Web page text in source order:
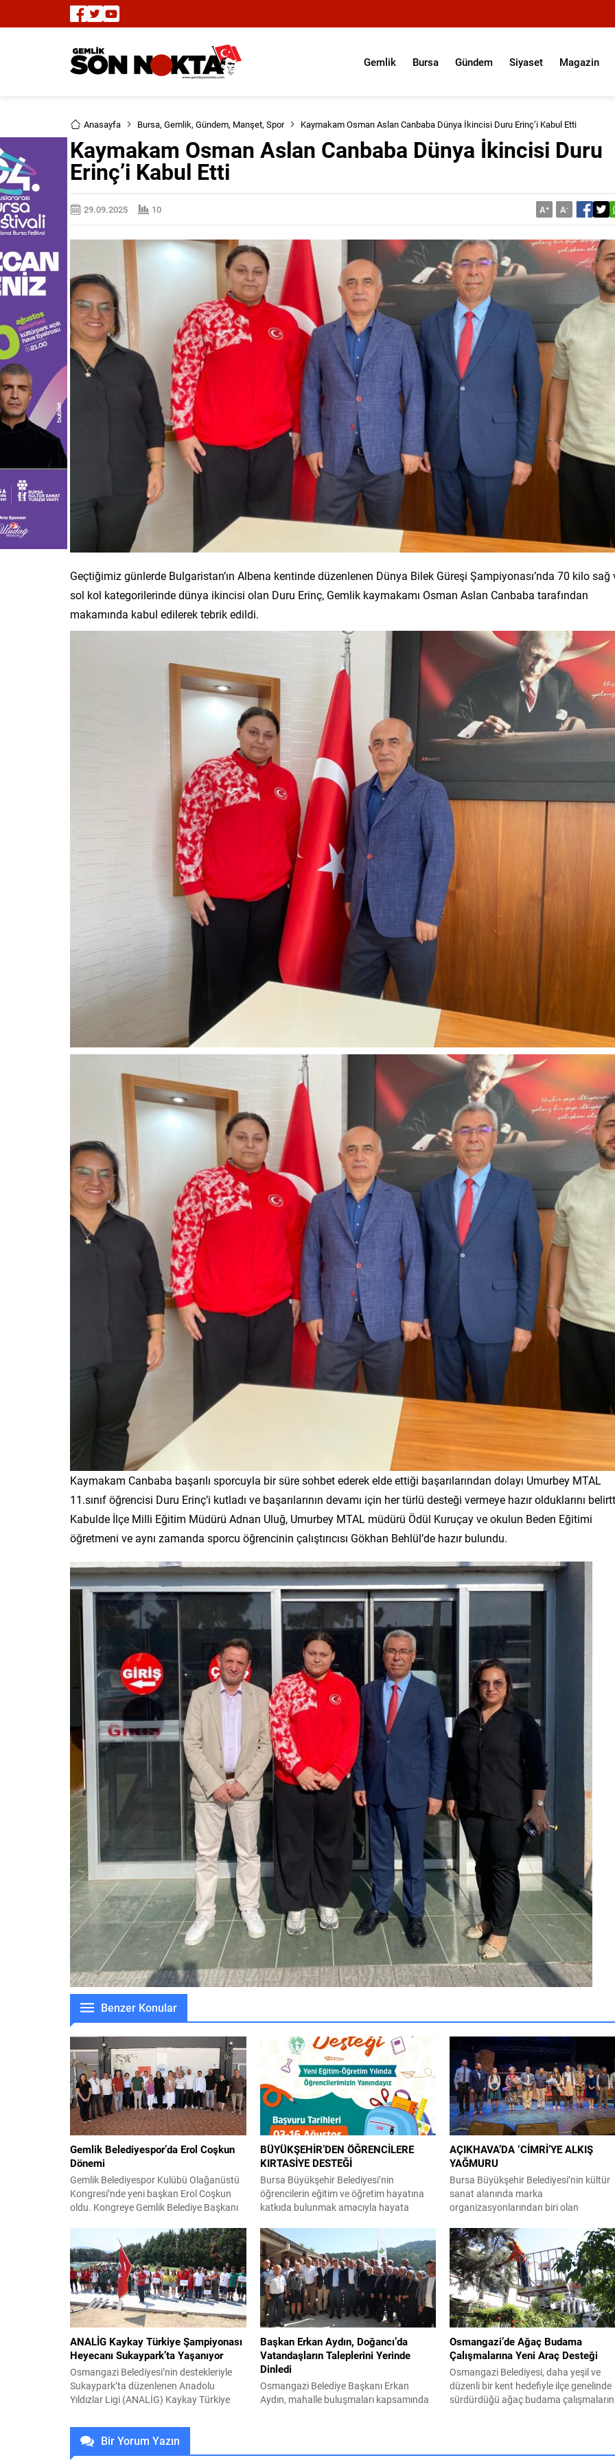
Gemlik Bursa Gündem Siyaset Magazin
Anasayfa Bursa, Gemlik, Gündem, Manşet, Spor Kaymakam Osman Aslan Canbaba Dünya İkincisi Duru Erinç’i Kabul Etti
Kaymakam Osman Aslan Canbaba Dünya İkincisi Duru
Erinç’i Kabul Etti
29.09.2025 10 A+ A-
Geçtiğimiz günlerde Bulgaristan’ın Albena kentinde düzenlenen Dünya Bilek Güreşi Şampiyonası’nda 70 kilo sağ
sol kol kategorilerinde dünya ikincisi olan Duru Erinç, Gemlik kaymakamı Osman Aslan Canbaba tarafından
makamında kabul edilerek tebrik edildi.
Kaymakam Canbaba başarılı sporcuyla bir süre sohbet ederek elde ettiği başarılarından dolayı Umurbey MTAL
11.sınıf öğrencisi Duru Erinç’i kutladı ve başarılarının devamı için her türlü desteği vermeye hazır olduklarını
Kabulde İlçe Milli Eğitim Müdürü Adnan Uluğ, Umurbey MTAL müdürü Ödül Kuruçay ve okulun Beden Eğitimi
öğretmeni ve aynı zamanda sporcu öğrencinin çalıştırıcısı Gökhan Behlül’de hazır bulundu.
Benzer Konular
Gemlik Belediyespor’da Erol Coşkun
Dönemi
Gemlik Belediyespor Kulübü Olağanüstü
Kongresi’nde yeni başkan Erol Coşkun
oldu. Kongreye Gemlik Belediye Başkanı
Yardımcısı Durmuş Uslu, Gemlik
Belediyespor Kulübü üyeleri ve
antrenörlerin yanı sıra Yeni Parti Gemlik
İlçe Başkanı Servet Pehlivan ile partililer
katıldı. Cemil Meriç Kültür Merkezi’ndeki
kongrede divan kurulu oy birliğiyle Asiye
Erman,...
BÜYÜKŞEHİR’DEN ÖĞRENCİLERE
KIRTASİYE DESTEĞİ
Bursa Büyükşehir Belediyesi’nin
öğrencilerin eğitim ve öğretim hayatına
katkıda bulunmak amacıyla hayata
başladı. Büyükşehir Belediyesi, Bursa
Yuvam Çocuk Etkinlik Merkezleri’nden
YKS Hazırlık Kursları ve üniversite tercih
desteğine kadar eğitimin her
kademesinde öğrencilere ve ailelerine
destek olmayı sürdürüyor. Bu kapsamda
ilkokul, ortaokul ve lise öğrencilerine
verilecek ‘Kırtasiye...
AÇIKHAVA’DA ‘CİMRİ’YE ALKIŞ
YAĞMURU
Bursa Büyükşehir Belediyesi’nin kültür
sanat alanında marka
organizasyonlarından biri olan
sahnelenen ödüllü oyun ‘Cimri’,
tiyatroseverlerden tam not aldı.
Büyükşehir Belediyesi adına Bursa
Sanat ve Turizm Vakfı (BKSTV)
tarafından bu yıl 64’üncüsü
Uluslararası Bursa Festivali, Bursalıları
seçkin kültür ve sanat etkinlikleriyle
buluşturmaya devam ediyor. Bu...
ANALİG Kaykay Türkiye Şampiyonası
Heyecanı Sukaypark’ta Yaşanıyor
Osmangazi Belediyesi’nin destekleriyle
Sukaypark’ta düzenlenen Anadolu
Yıldızlar Ligi (ANALİG) Kaykay Türkiye
sporcu, Türkiye şampiyonluğu ve milli
takım yolunda önemli bir adım atabilmek
için kıyasıya mücadele ediyor. Bursa’nın
Başkan Erkan Aydın, Doğancı’da
Vatandaşların Taleplerini Yerinde
Dinledi
Osmangazi Belediye Başkanı Erkan
Aydın, mahalle buluşmaları kapsamında
hiçbir mahalleye ayrım yapmadan,
Osmangazi’de Ağaç Budama
Çalışmalarına Yeni Araç Desteği
Osmangazi Belediyesi, daha yeşil ve
düzenli bir kent hedefiyle ilçe genelinde
sürdürdüğü ağaç budama
şekilde gerçekleştiriyor. Osmangazi
Bir Yorum Yazın